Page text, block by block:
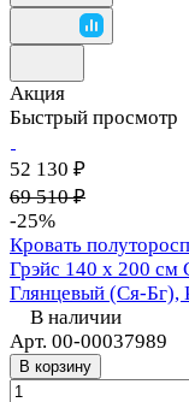
Акция
Быстрый просмотр
52 130 ₽
69 510 ₽
-25%
Кровать
Грэйс 140 х 200
Глянцевый (Ся-
В наличии
Арт. 00-00037989
В корзину